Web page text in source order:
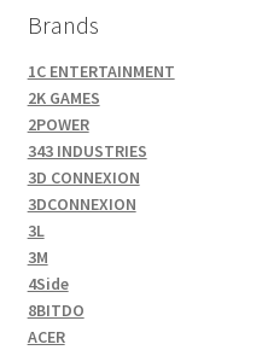
Brands
1C ENTERTAINMENT
2K GAMES
2POWER
343 INDUSTRIES
3D CONNEXION
3DCONNEXION
3L
3M
4Side
8BITDO
ACER